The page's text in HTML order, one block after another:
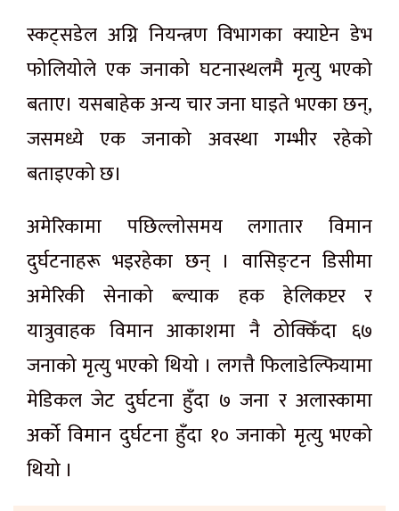
स्कट्सडेल अग्नि नियन्त्रण विभागका क्याप्टेन डेभ
फोलियोले एक जनाको घटनास्थलमै मृत्यु भएको
बताए। यसबाहेक अन्य चार जना घाइते भएका छन्,
जसमध्ये एक जनाको अवस्था गम्भीर रहेको
बताइएको छ।
अमेरिकामा पछिल्लोसमय लगातार विमान
दुर्घटनाहरू भइरहेका छन् । वासिङ्टन डिसीमा
अमेरिकी सेनाको ब्ल्याक हक हेलिकप्टर र
यात्रुवाहक विमान आकाशमा नै ठोक्किँदा ६७
जनाको मृत्यु भएको थियो । लगत्तै फिलाडेल्फियामा
मेडिकल जेट दुर्घटना हुँदा ७ जना र अलास्कामा
अर्को विमान दुर्घटना हुँदा १० जनाको मृत्यु भएको
थियो ।